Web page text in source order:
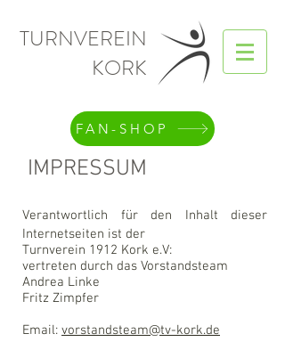
TURNVEREIN
KORK
FAN-SHOP
IMPRESSUM
Verantwortlich für den Inhalt dieser
Internetseiten ist der
Turnverein 1912 Kork e.V:
vertreten durch das Vorstandsteam
Andrea Linke
Fritz Zimpfer
Email: vorstandsteam@tv-kork.de